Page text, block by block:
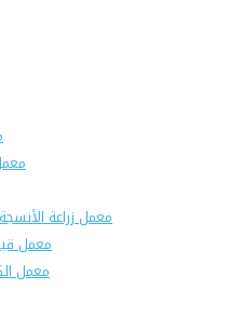
معمل زراعة
معمل
معمل